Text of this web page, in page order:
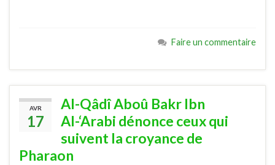
Faire un commentaire
AVR
17
Al-Qâdî Aboû Bakr Ibn
Al-‘Arabi dénonce ceux qui
suivent la croyance de
Pharaon